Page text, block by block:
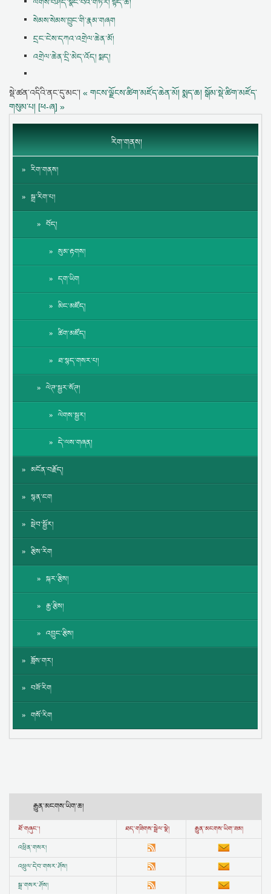
སེམས་སེམས་བྱུང་གི་རྣམ་གཞག
དྲང་ངེས་དཀའ་འགྲེལ་ཆེན་མོ།
འགྲེལ་ཆེན་དྲི་མེད་འོད། སྨད།
སྡེ་ཚན་འདིའི་ནང་དུ་མང་། « གངས་ལྗོངས་ཚིག་མཛོད་ཆེན་མོ། སྨད་ཆ། སྒོམ་སྡེ་ཚིག་མཛོད་
གསུམ་པ། [ཕ-ཞ] »
རིག་གནས།
རིག་གནས།
སྒྲ་རིག་པ།
བོད།
སུམ་རྟགས།
དག་ཡིག
མིང་མཛོད།
ཚིག་མཛོད།
ཐ་སྙད་གསར་པ།
ལེཊ་སྦྱར་སོཊ།
ལེགས་སྦྱར།
དེ་ལས་གཞན།
མངོན་བརྗོད།
སྙན་ངག
སྡེབ་སྦྱོར།
རྩིས་རིག
སྐར་རྩིས།
རྒྱ་རྩིས།
འབྱུང་རྩིས།
ཟློས་གར།
བཟོ་རིག
གསོ་རིག
རྒྱུན་མངགས་ཡིག་ཆ།
ཐོ་གཞུང་། ཐད་གཟིགས་སྦྲེལ་སྣེ།
རྒྱུན་མངགས་ཡིག་ཟམ།
འཕྲིན་གསར།
འཕྲུལ་དེབ་གསར་ཤོས།
སྒྲ་གསར་ཤོས།